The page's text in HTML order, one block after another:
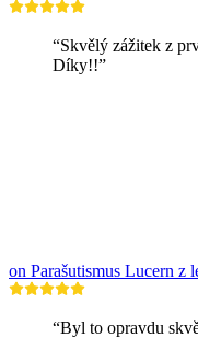
“Skvělý zážitek z
Díky!!”
on Parašutismus Lucern z
“Byl to opravdu